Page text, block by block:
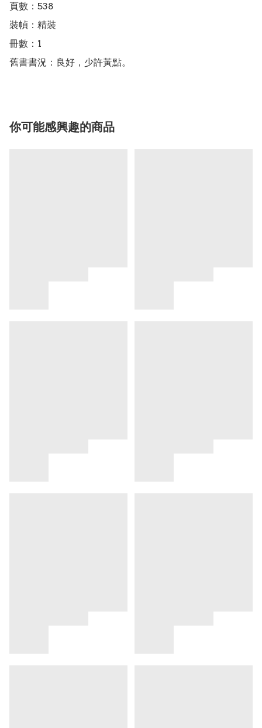
頁數：538
裝幀：精裝
冊數：1
舊書書況：良好，少許黃點。
你可能感興趣的商品